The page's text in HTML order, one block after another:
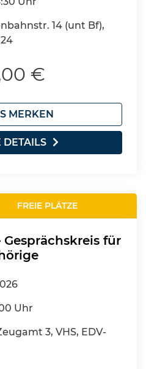
14 (unt Bf),
€
MERKEN
DETAILS
FREIE PLÄTZE
Gesprächskreis für
Uhr
3, VHS, EDV-